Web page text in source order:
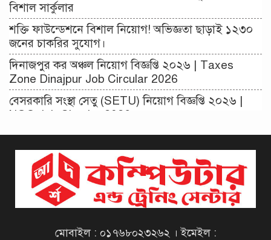
বিশাল সার্কুলার
শক্তি ফাউন্ডেশনে বিশাল নিয়োগ! অভিজ্ঞতা ছাড়াই ১২৩০
জনের চাকরির সুযোগ।
দিনাজপুর কর অঞ্চল নিয়োগ বিজ্ঞপ্তি ২০২৬ | Taxes
Zone Dinajpur Job Circular 2026
বেসরকারি সংস্থা সেতু (SETU) নিয়োগ বিজ্ঞপ্তি ২০২৬ |
NGO Job Circular 2026
বাংলাদেশ কৃষি গবেষণা ইনস্টিটিউট নিয়োগ বিজ্ঞপ্তি ২০২৬
| BARI Job Circular 2026
বিআইডব্লিউটিএ নিয়োগ বিজ্ঞপ্তি ২০২৬ | BIWTA Job
Circular 2026
মাদকদ্রব্য নিয়ন্ত্রণ অধিদপ্তর নিয়োগ বিজ্ঞপ্তি ২০২৬ | DNC
মোবাইল : ০১৭৬৮০২৩২৬২ । ইমেইল :